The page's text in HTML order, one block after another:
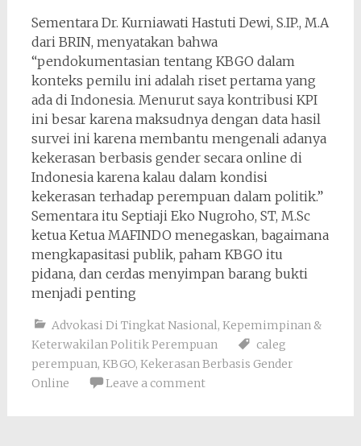
Sementara Dr. Kurniawati Hastuti Dewi, S.IP., M.A
dari BRIN, menyatakan bahwa
“pendokumentasian tentang KBGO dalam
konteks pemilu ini adalah riset pertama yang
ada di Indonesia. Menurut saya kontribusi KPI
ini besar karena maksudnya dengan data hasil
survei ini karena membantu mengenali adanya
kekerasan berbasis gender secara online di
Indonesia karena kalau dalam kondisi
kekerasan terhadap perempuan dalam politik.”
Sementara itu Septiaji Eko Nugroho, ST, M.Sc
ketua Ketua MAFINDO menegaskan, bagaimana
mengkapasitasi publik, paham KBGO itu
pidana, dan cerdas menyimpan barang bukti
menjadi penting
Advokasi Di Tingkat Nasional, Kepemimpinan &
Keterwakilan Politik Perempuan
caleg
perempuan, KBGO, Kekerasan Berbasis Gender
Online
Leave a comment